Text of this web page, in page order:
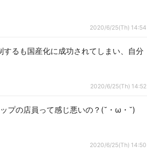
2020/6/25(Th) 14:54
するも国産化に成功されてしまい、自分
2020/6/25(Th) 14:52
プの店員って感じ悪いの？(˘・ω・˘)
2020/6/25(Th) 14:50